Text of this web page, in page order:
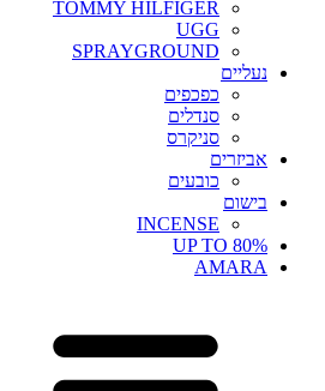
TOMMY HILFIGER
UGG
SPRAYGROUND
נעליים
כפכפים
סנדלים
סניקרס
אביזרים
כובעים
בישום
INCENSE
UP TO 80%
AMARA